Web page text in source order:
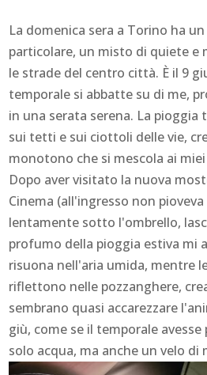
La domenica sera a Torino ha
particolare, un misto di quiete e
le strade del centro città. È il 9
temporale si abbatte su di me,
in una serata serena. La pioggia
sui tetti e sui ciottoli delle vie,
monotono che si mescola ai
Dopo aver visitato la nuova
Cinema (all'ingresso non
lentamente sotto l'ombrello,
profumo della pioggia estiva mi
risuona nell'aria umida, mentre
riflettono nelle pozzanghere,
sembrano quasi accarezzare
giù, come se il temporale
solo acqua, ma anche un velo di